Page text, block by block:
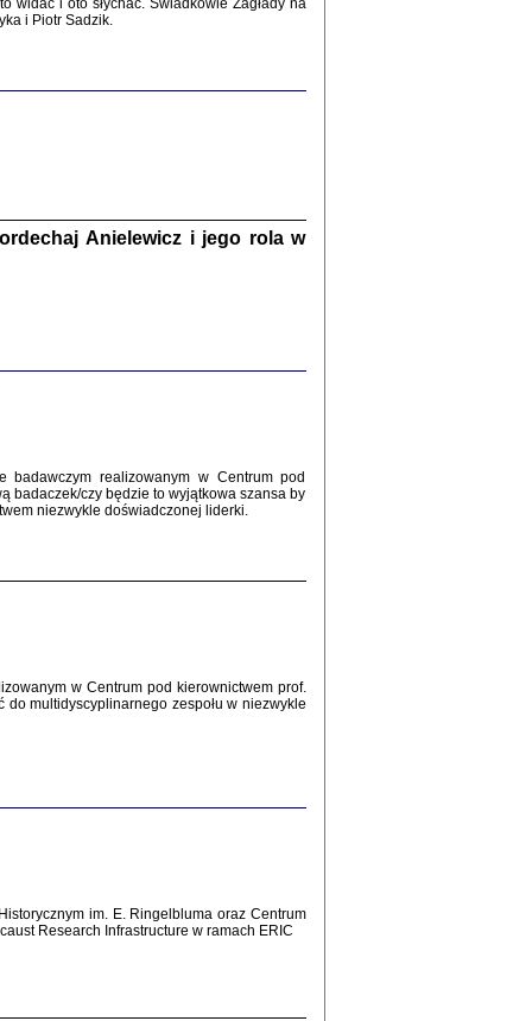
opatrzyła Barbara Engelking i Havi Dreifuss
Zagłada Żydów.
MAMY WSPANIAŁE ...
POSIADAĆ DOM POD ZIEMIĄ ...
z Zagłady w okolicach Dąbrowy
widać i oto słychać. Świadkowie Zagłady na
i Piotr Sadzik.
Anielewicz i jego rola w
badawczym realizowanym w Centrum pod
badaczek/czy będzie to wyjątkowa szansa by
niezwykle doświadczonej liderki.
w Centrum pod kierownictwem prof.
do multidyscyplinarnego zespołu w niezwykle
im. E. Ringelbluma oraz Centrum
Research Infrastructure w ramach ERIC